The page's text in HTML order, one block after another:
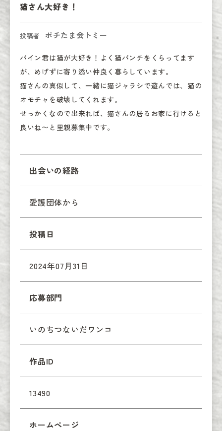
猫さん大好き！
投稿者 ポチたま会トミー
パイン君は猫が大好き！よく猫パンチをくらってます
が、めげずに寄り添い仲良く暮らしています。
猫さんの真似して、一緒に猫ジャラシで遊んでは、猫の
オモチャを破壊してくれます。
せっかくなので出来れば、猫さんの居るお家に行けると
良いね〜と里親募集中です。
出会いの経路
愛護団体から
投稿日
2024年07月31日
応募部門
いのちつないだワンコ
作品ID
13490
ホームページ